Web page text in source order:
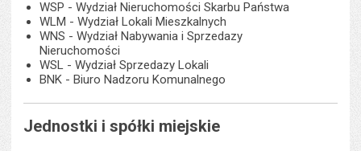
WSP - Wydział Nieruchomości Skarbu Państwa
WLM - Wydział Lokali Mieszkalnych
WNS - Wydział Nabywania i Sprzedazy
Nieruchomości
WSL - Wydział Sprzedazy Lokali
BNK - Biuro Nadzoru Komunalnego
Jednostki i spółki miejskie